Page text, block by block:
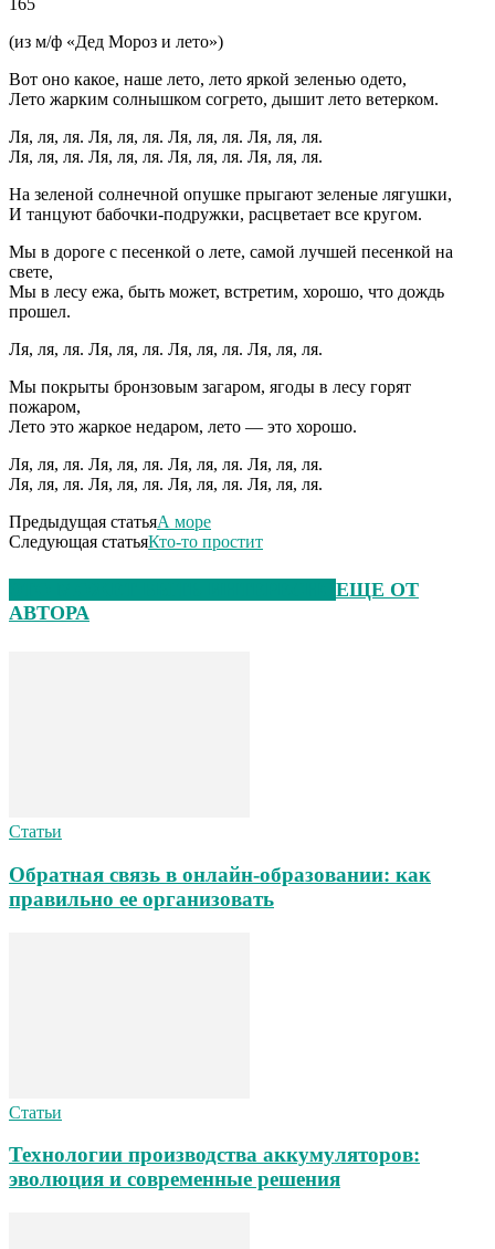
165
(из м/ф «Дед Мороз и лето»)
Вот оно какое, наше лето, лето яркой зеленью одето,
Лето жарким солнышком согрето, дышит лето ветерком.
Ля, ля, ля. Ля, ля, ля. Ля, ля, ля. Ля, ля, ля.
Ля, ля, ля. Ля, ля, ля. Ля, ля, ля. Ля, ля, ля.
На зеленой солнечной опушке прыгают зеленые лягушки,
И танцуют бабочки-подружки, расцветает все кругом.
Мы в дороге с песенкой о лете, самой лучшей песенкой на
свете,
Мы в лесу ежа, быть может, встретим, хорошо, что дождь
прошел.
Ля, ля, ля. Ля, ля, ля. Ля, ля, ля. Ля, ля, ля.
Мы покрыты бронзовым загаром, ягоды в лесу горят
пожаром,
Лето это жаркое недаром, лето — это хорошо.
Ля, ля, ля. Ля, ля, ля. Ля, ля, ля. Ля, ля, ля.
Ля, ля, ля. Ля, ля, ля. Ля, ля, ля. Ля, ля, ля.
Предыдущая статьяА море
Следующая статьяКто-то простит
ЕЩЕ ОТ
АВТОРА
Статьи
Обратная связь в онлайн-образовании: как
правильно ее организовать
Статьи
Технологии производства аккумуляторов:
эволюция и современные решения